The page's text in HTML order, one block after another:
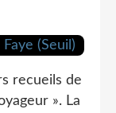
recueils de
». La